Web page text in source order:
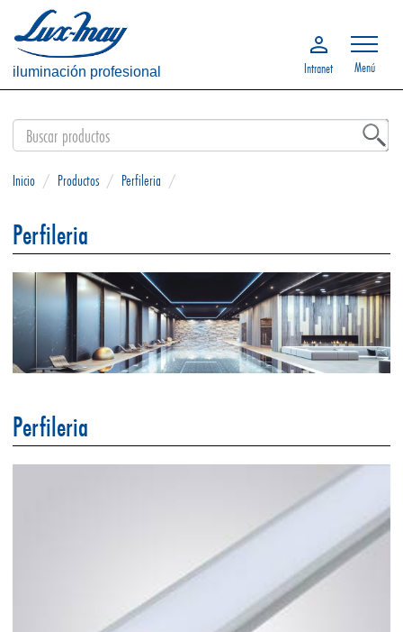
iluminación profesional Intranet Menú
Inicio / Productos / Perfileria /
Perfileria
Perfileria